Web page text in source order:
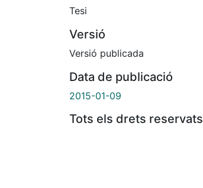
Tesi
Versió
Versió publicada
Data de publicació
2015-01-09
Tots els drets reservats